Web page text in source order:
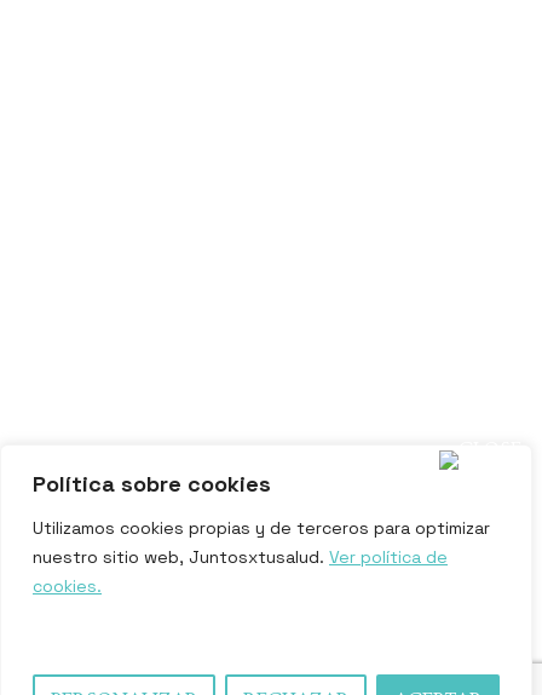
Política sobre cookies
Utilizamos cookies propias y de terceros para optimizar
nuestro sitio web, Juntosxtusalud. Ver política de
cookies.